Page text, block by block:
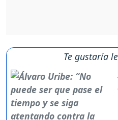
Te gustaría